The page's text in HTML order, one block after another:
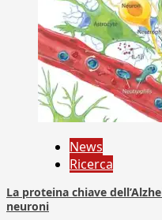
News
Ricerca
La proteina chiave
neuroni